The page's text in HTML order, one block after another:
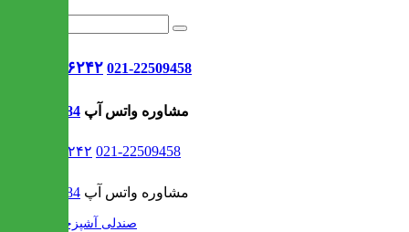
021-۹۱۳۰۶۲۴۲ 021-22509458
09302308484 مشاوره واتس آپ
021-۹۱۳۰۶۲۴۲ 021-22509458
09302308484 مشاوره واتس آپ
صندلی آشپزخانه